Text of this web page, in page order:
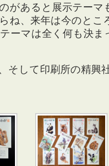
があると展示テーマ
ね、来年は今のとこ
ーマは全く何も決
そして印刷所の精興